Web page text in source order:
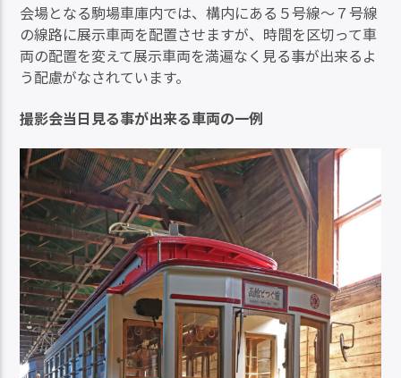
会場となる駒場車庫内では、構内にある５号線～７号線
の線路に展示車両を配置させますが、時間を区切って車
両の配置を変えて展示車両を満遍なく見る事が出来るよ
う配慮がなされています。
撮影会当日見る事が出来る車両の一例